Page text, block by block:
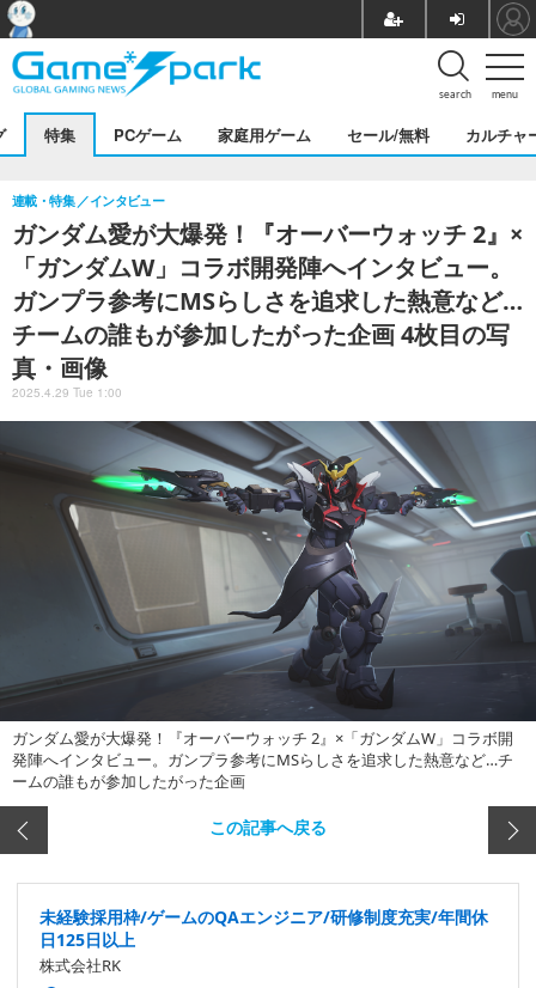
menu
search
特集 PCゲーム 家庭用ゲーム セール/無料 カルチャ
ガンダム愛が大爆発！『オーバーウォッチ 2』×
「ガンダムW」コラボ開発陣へインタビュー。
ガンプラ参考にMSらしさを追求した熱意など…
チームの誰もが参加したがった企画 4枚目の写
真・画像
連載・特集 インタビュー
2025.4.29 Tue 1:00
ガンダム愛が大爆発！『オーバーウォッチ 2』×「ガンダムW」コラボ開
発陣へインタビュー。ガンプラ参考にMSらしさを追求した熱意など…チ
ームの誰もが参加したがった企画
この記事へ戻る
未経験採用枠/ゲームのQAエンジニア/研修制度充実/年間休
日125日以上
株式会社RK